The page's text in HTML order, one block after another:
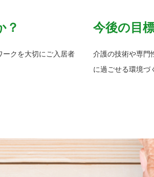
？
ークを大切にご入居者
今後の目
介護の技術や専門
に過ごせる環境づ